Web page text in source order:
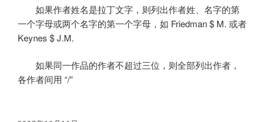
如果作者姓名是拉丁文字，则列出作者姓、名字的第
一个字母或两个名字的第一个字母，如 Friedman $ M. 或者
Keynes $ J.M.
如果同一作品的作者不超过三位，则全部列出作者，
各作者间用 “/”